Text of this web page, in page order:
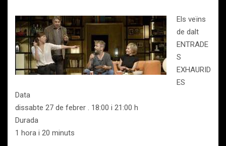
Els veïns
de dalt
ENTRADE
S
EXHAURID
ES
Data
dissabte 27 de febrer . 18:00 i 21:00 h
Durada
1 hora i 20 minuts